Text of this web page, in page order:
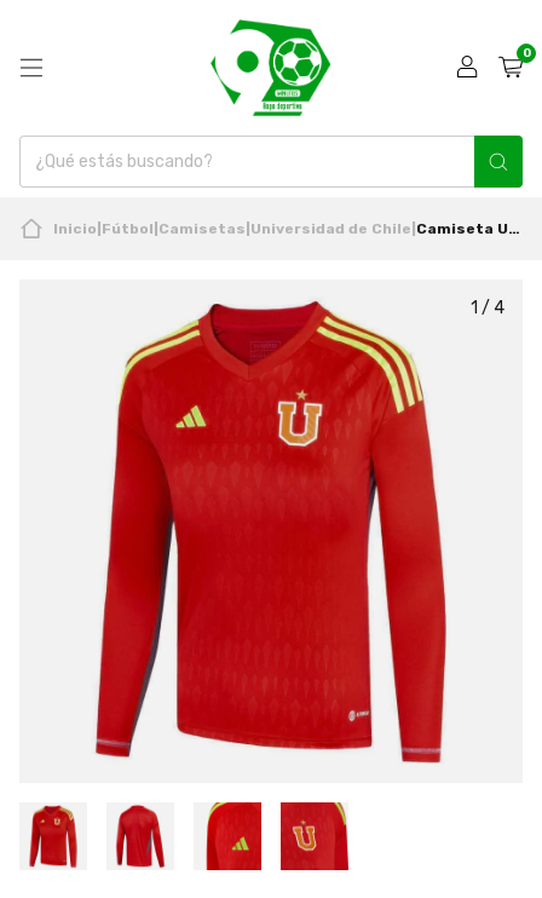
0
Inicio Fútbol Camisetas Universidad de Chile Camiseta Universidad De Chile 2023 Niño Arquero Rojo Adidas
1 / 4